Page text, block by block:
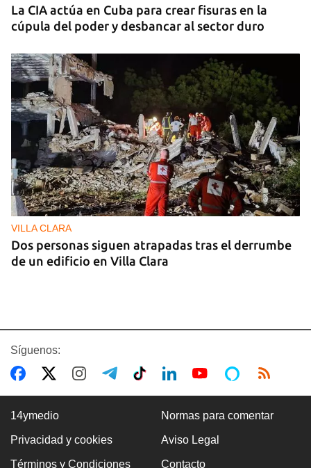
La CIA actúa en Cuba para crear fisuras en la
cúpula del poder y desbancar al sector duro
VILLA CLARA
Dos personas siguen atrapadas tras el derrumbe
de un edificio en Villa Clara
FOTO DEL DÍA
Síguenos:
14ymedio Normas para comentar
Privacidad y cookies Aviso Legal
Términos y Condiciones Contacto